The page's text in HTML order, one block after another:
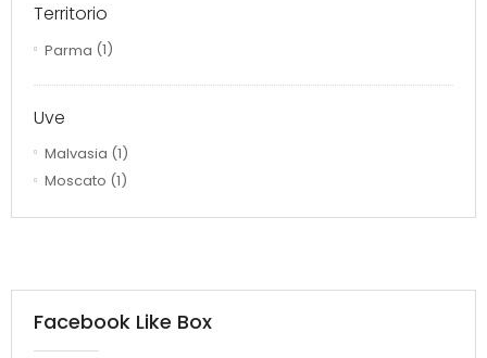
Territorio
Parma (1)
Uve
Malvasia (1)
Moscato (1)
Facebook Like Box